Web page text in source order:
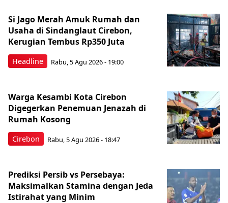
Headline
Si Jago Merah Amuk Rumah dan
Usaha di Sindanglaut Cirebon,
Kerugian Tembus Rp350 Juta
Rabu, 5 Agu 2026 - 19:00
Cirebon
Warga Kesambi Kota Cirebon
Digegerkan Penemuan Jenazah di
Rumah Kosong
Rabu, 5 Agu 2026 - 18:47
Prediksi Persib vs Persebaya:
Maksimalkan Stamina dengan Jeda
Istirahat yang Minim